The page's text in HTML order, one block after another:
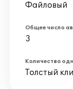
Файловый
Общее число
3
Количество
Толстый